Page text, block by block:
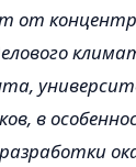
от
в